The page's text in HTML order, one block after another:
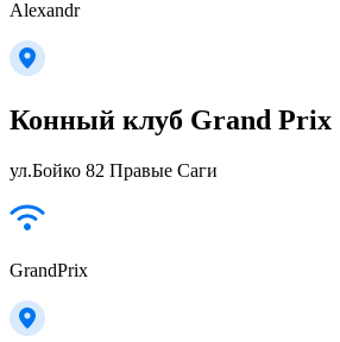
Alexandr
Конный клуб Grand Prix
ул.Бойко 82 Правые Саги
GrandPrix